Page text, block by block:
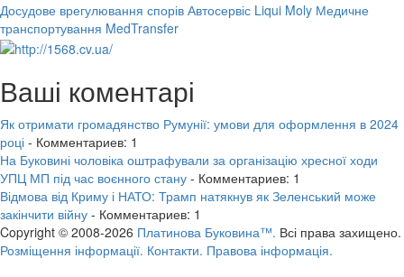
Досудове врегулювання спорів Автосервіс Liqui Moly Медичне
транспортування MedTransfer
Ваші коментарі
Як отримати громадянство Румунії: умови для оформлення в 2024
році - Комментариев: 1
На Буковині чоловіка оштрафували за організацію хресної ходи
УПЦ МП під час воєнного стану - Комментариев: 1
Відмова від Криму і НАТО: Трамп натякнув як Зеленський може
закінчити війну - Комментариев: 1
Copyright © 2008-2026 Платинова Буковина™. Всі права захищено.
Розміщення інформації. Контакти. Правова інформація.